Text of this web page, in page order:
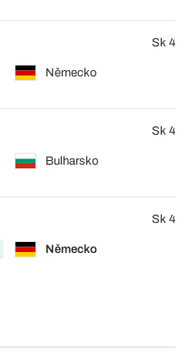
Německo
Sk 4
Bulharsko
Sk 4
Německo
Sk 4